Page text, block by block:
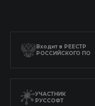
Входит в РЕЕСТР
РОССИЙСКОГО ПО
УЧАСТНИК
РУССОФТ